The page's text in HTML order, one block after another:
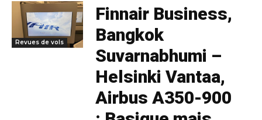
Revues de vols
Finnair Business,
Bangkok
Suvarnabhumi –
Helsinki Vantaa,
Airbus A350-900